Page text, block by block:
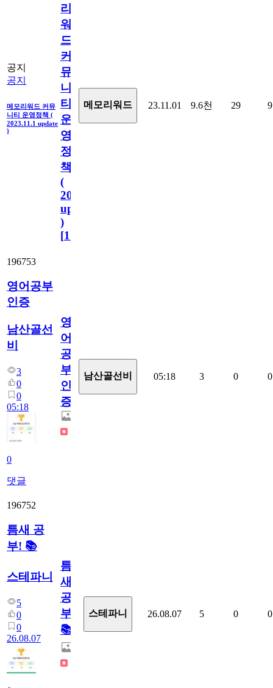
공지
공지
메모리워드 커뮤
니티 운영정책 (
2023.11.1 update
)
리
워
드
커
뮤
니
티
운
영
정
책
(
2023.11.1
update
)
[110
메모리워드 23.11.01 9.6천 29 9
196753
영어공부
인증
남산골선
비
3
0
0
05:18
0
댓글
영
어
공
부
인
증
남산골선비 05:18 3 0 0
196752
틈새 공
부! 📚
스테파니
5
0
0
26.08.07
틈
새
공
부!
📚
스테파니 26.08.07 5 0 0